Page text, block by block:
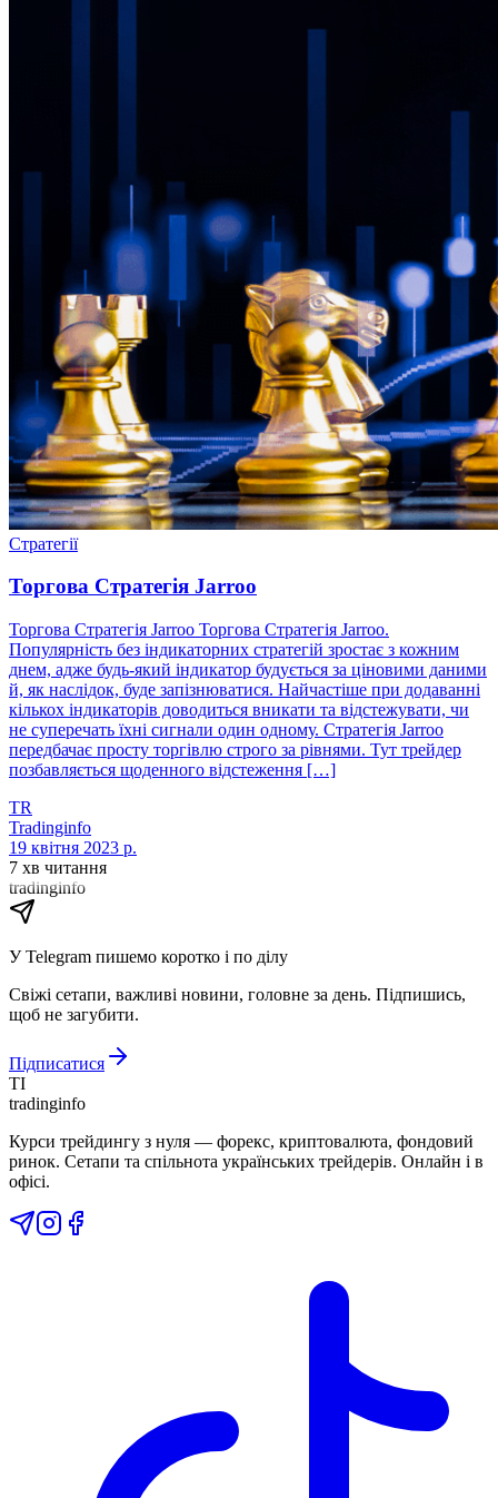
Стратегії
Торгова Стратегія Jarroo
Торгова Стратегія Jarroo Торгова Стратегія Jarroo.
Популярність без індикаторних стратегій зростає з кожним
днем, адже будь-який індикатор будується за ціновими даними
й, як наслідок, буде запізнюватися. Найчастіше при додаванні
кількох індикаторів доводиться вникати та відстежувати, чи
не суперечать їхні сигнали один одному. Стратегія Jarroo
передбачає просту торгівлю строго за рівнями. Тут трейдер
позбавляється щоденного відстеження […]
TR
Tradinginfo
19 квітня 2023 р.
7 хв читання
tradinginfo
У Telegram пишемо коротко і по ділу
Свіжі сетапи, важливі новини, головне за день. Підпишись,
щоб не загубити.
Підписатися
TI
tradinginfo
Курси трейдингу з нуля — форекс, криптовалюта, фондовий
ринок. Сетапи та спільнота українських трейдерів. Онлайн і в
офісі.